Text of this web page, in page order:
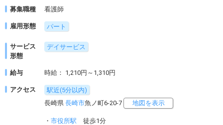
募集職種 看護師
雇用形態 パート
サービス
形態
デイサービス
給与 時給： 1,210円～1,310円
アクセス
駅近(5分以内)
長崎県 長崎市魚ノ町6-20-7 地図を表示
・ 市役所駅 徒歩1分